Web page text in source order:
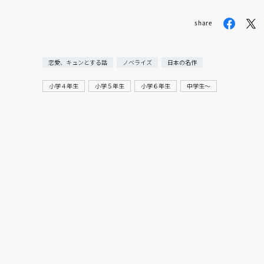
share
恋愛、キュンとする話 ノベライズ 日本の名作
小学４年生 小学５年生 小学６年生 中学生〜